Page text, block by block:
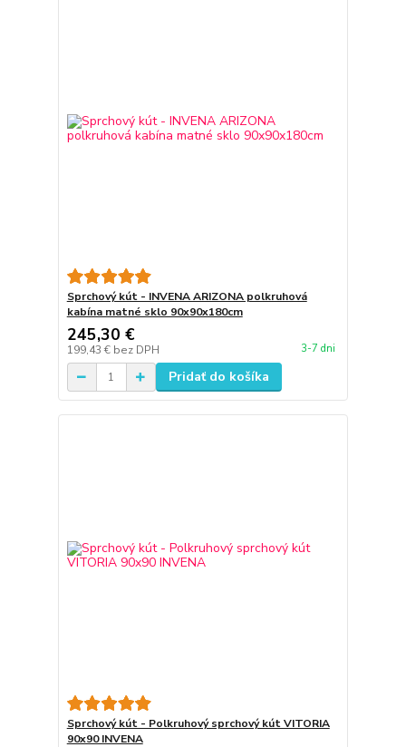
Sprchový kút - INVENA ARIZONA polkruhová
kabína matné sklo 90x90x180cm
245,30 €
199,43 € bez DPH 3-7 dni
Pridať do košíka
Sprchový kút - Polkruhový sprchový kút VITORIA
90x90 INVENA